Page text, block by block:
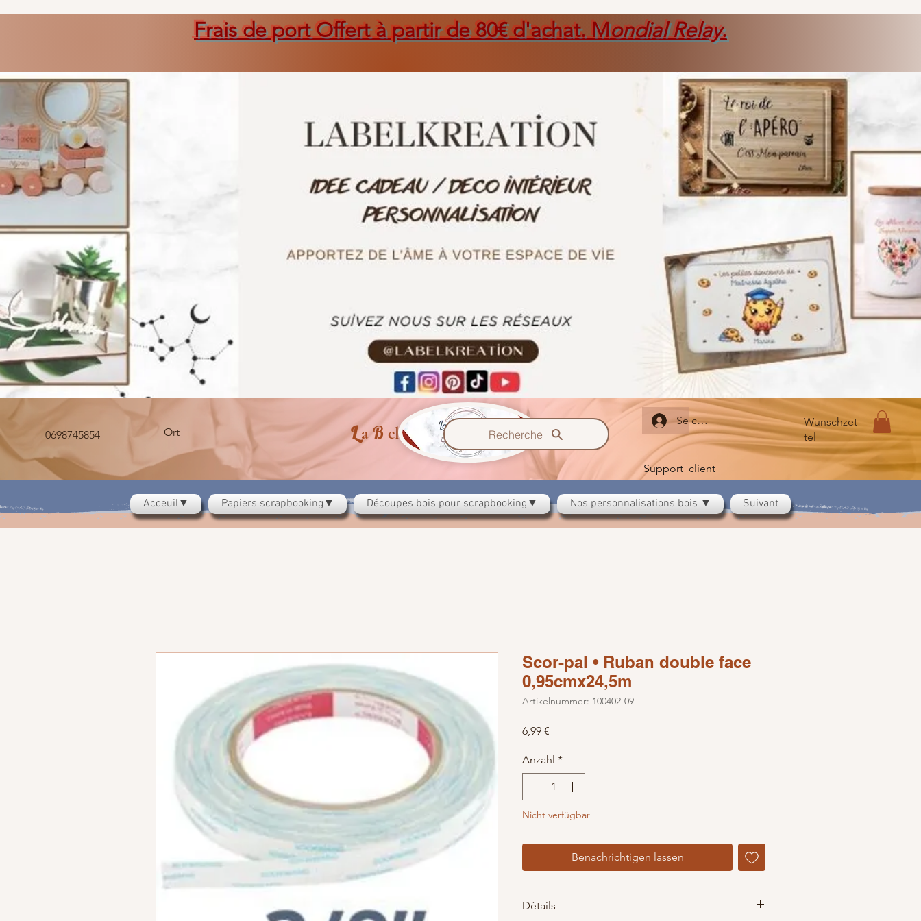
Frais de port Offert à partir de 80€ d'achat. Mondial Relay.
Acceuil▼ Papiers scrapbooking▼ Découpes bois pour scrapbooking▼ Nos personnalisations bois ▼ Suivant
0698745854 Ort LaB elK ration Recherche
Se connecter
Support client
Wunschzet
tel
Scor-pal • Ruban double face
0,95cmx24,5m
Artikelnummer: 100402-09
6,99 €
Anzahl *
Nicht verfügbar
Benachrichtigen lassen
Détails